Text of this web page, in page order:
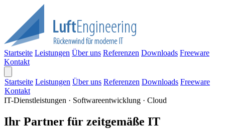
Startseite Leistungen Über uns Referenzen Downloads Freeware
Kontakt
Startseite Leistungen Über uns Referenzen Downloads Freeware
Kontakt
IT-Dienstleistungen · Softwareentwicklung · Cloud
Ihr Partner für zeitgemäße IT